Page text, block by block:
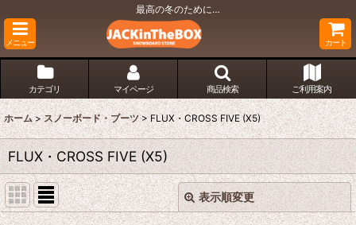
最高の冬のために…
メニュー カート
カテゴリ マイページ 商品検索 ご利用案内
ホーム > スノーボード・ブーツ > FLUX・CROSS FIVE (X5)
FLUX・CROSS FIVE (X5)
表示順変更 閉じる